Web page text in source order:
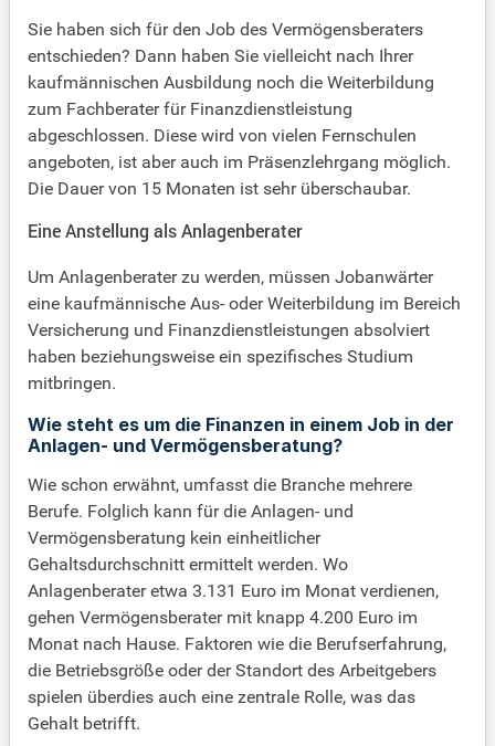
Sie haben sich für den Job des Vermögensberaters
entschieden? Dann haben Sie vielleicht nach Ihrer
kaufmännischen Ausbildung noch die Weiterbildung
zum Fachberater für Finanzdienstleistung
abgeschlossen. Diese wird von vielen Fernschulen
angeboten, ist aber auch im Präsenzlehrgang möglich.
Die Dauer von 15 Monaten ist sehr überschaubar.
Eine Anstellung als Anlagenberater
Um Anlagenberater zu werden, müssen Jobanwärter
eine kaufmännische Aus- oder Weiterbildung im Bereich
Versicherung und Finanzdienstleistungen absolviert
haben beziehungsweise ein spezifisches Studium
mitbringen.
Wie steht es um die Finanzen in einem Job in der
Anlagen- und Vermögensberatung?
Wie schon erwähnt, umfasst die Branche mehrere
Berufe. Folglich kann für die Anlagen- und
Vermögensberatung kein einheitlicher
Gehaltsdurchschnitt ermittelt werden. Wo
Anlagenberater etwa 3.131 Euro im Monat verdienen,
gehen Vermögensberater mit knapp 4.200 Euro im
Monat nach Hause. Faktoren wie die Berufserfahrung,
die Betriebsgröße oder der Standort des Arbeitgebers
spielen überdies auch eine zentrale Rolle, was das
Gehalt betrifft.